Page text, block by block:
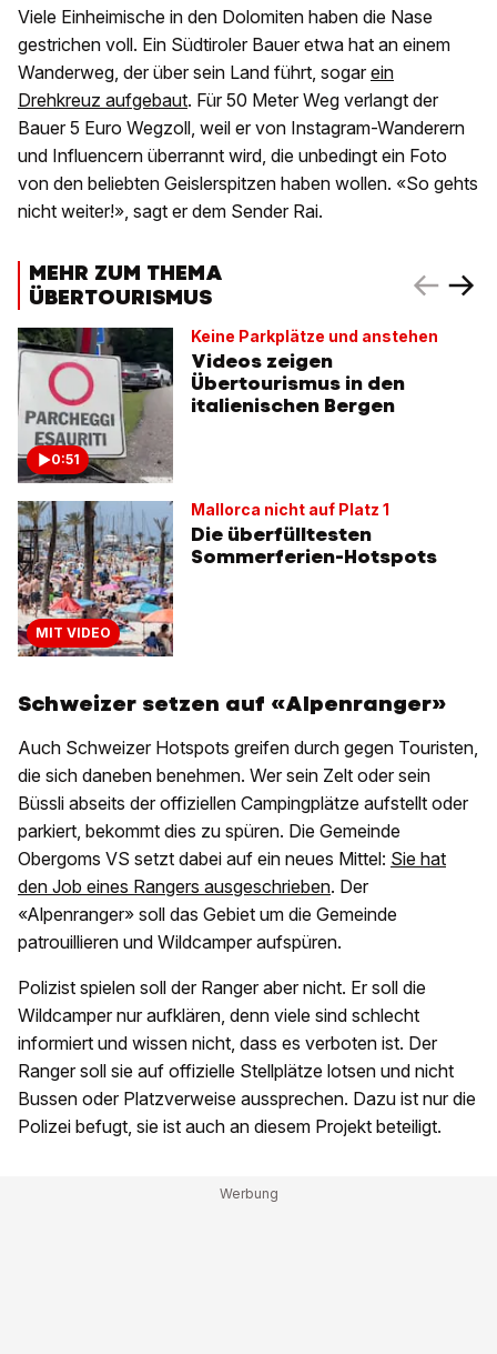
Viele Einheimische in den Dolomiten haben die Nase
gestrichen voll. Ein Südtiroler Bauer etwa hat an einem
Wanderweg, der über sein Land führt, sogar ein
Drehkreuz aufgebaut. Für 50 Meter Weg verlangt der
Bauer 5 Euro Wegzoll, weil er von Instagram-Wanderern
und Influencern überrannt wird, die unbedingt ein Foto
von den beliebten Geislerspitzen haben wollen. «So gehts
nicht weiter!», sagt er dem Sender Rai.
MEHR ZUM THEMA
ÜBERTOURISMUS
0:51
Keine Parkplätze und anstehen
Videos zeigen
Übertourismus in den
italienischen Bergen
MIT VIDEO
Mallorca nicht auf Platz 1
Die überfülltesten
Sommerferien-Hotspots
Schweizer setzen auf «Alpenranger»
Auch Schweizer Hotspots greifen durch gegen Touristen,
die sich daneben benehmen. Wer sein Zelt oder sein
Büssli abseits der offiziellen Campingplätze aufstellt oder
parkiert, bekommt dies zu spüren. Die Gemeinde
Obergoms VS setzt dabei auf ein neues Mittel: Sie hat
den Job eines Rangers ausgeschrieben. Der
«Alpenranger» soll das Gebiet um die Gemeinde
patrouillieren und Wildcamper aufspüren.
Polizist spielen soll der Ranger aber nicht. Er soll die
Wildcamper nur aufklären, denn viele sind schlecht
informiert und wissen nicht, dass es verboten ist. Der
Ranger soll sie auf offizielle Stellplätze lotsen und nicht
Bussen oder Platzverweise aussprechen. Dazu ist nur die
Polizei befugt, sie ist auch an diesem Projekt beteiligt.